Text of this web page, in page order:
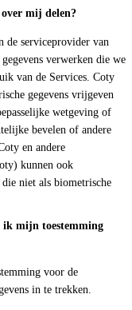
mij delen?
de serviceprovider van
verwerken die we
van de Services. Coty
gegevens vrijgeven
wetgeving of
bevelen of andere
en andere
kunnen ook
niet als biometrische
mijn toestemming
voor de
in te trekken.